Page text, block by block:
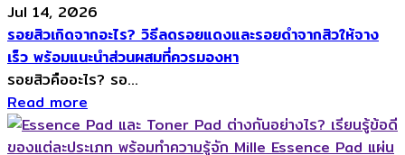
Jul 14, 2026
รอยสิวเกิดจากอะไร? วิธีลดรอยแดงและรอยดำจากสิวให้จาง
เร็ว พร้อมแนะนำส่วนผสมที่ควรมองหา
รอยสิวคืออะไร? รอ...
Read more